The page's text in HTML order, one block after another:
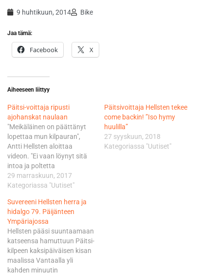
9 huhtikuun, 2014 Bike
Jaa tämä:
Facebook X
Aiheeseen liittyy
Päitsi-voittaja ripusti
ajohanskat naulaan
"Meikäläinen on päättänyt
lopettaa mun kilpauran",
Antti Hellsten aloittaa
videon. "Ei vaan löynyt sitä
intoa ja poltetta
treenaamiseen ja siihen
kaikkeen mitä tämä laji
tunne on vahvistunut, ja nyt
on aika keskittyä muihin
asioihin elämässä", Hellsten
jatkaa. Hellsteen kiittää
videolla kaikkia tärkeitä
henkilöitä ja tukijoita,
mutta…
29 marraskuun, 2017
Kategoriassa "Uutiset"
Päitsivoittaja Hellsten tekee
come backin! ”Iso hymy
huulilla”
27 syyskuun, 2018
Kategoriassa "Uutiset"
Suvereeni Hellsten herra ja
hidalgo 79. Päijänteen
Ympäriajossa
Hellsten pääsi suuntaamaan
katseensa hamuttuun Päitsi-
kilpeen kaksipäiväisen kisan
maalissa Vantaalla yli
kahden minuutin